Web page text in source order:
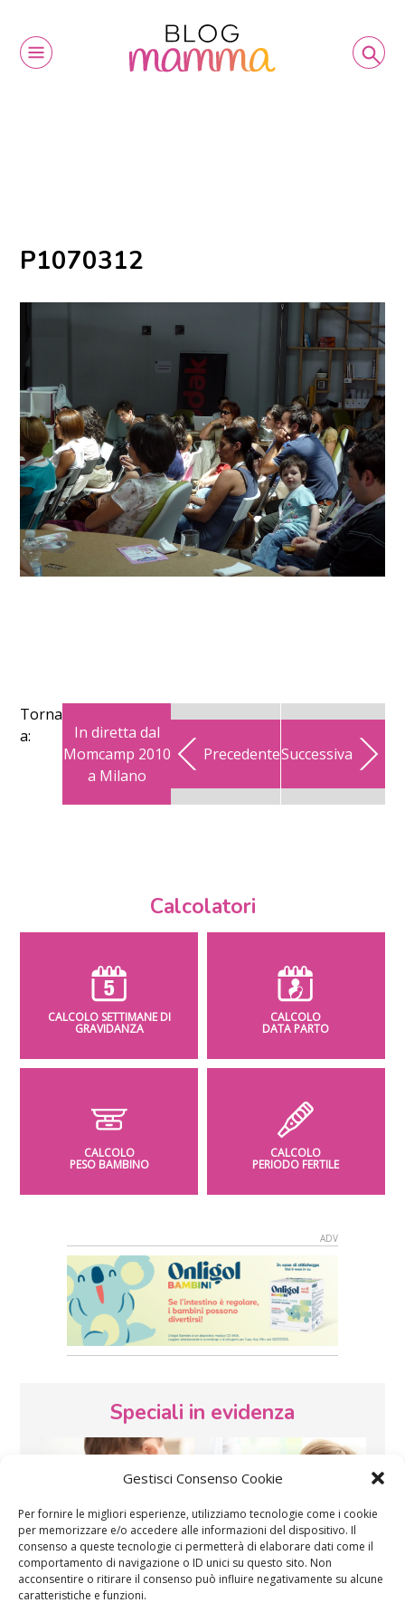
Gestisci Consenso Cookie
Per fornire le migliori esperienze, utilizziamo tecnologie come i cookie
per memorizzare e/o accedere alle informazioni del dispositivo. Il
consenso a queste tecnologie ci permetterà di elaborare dati come il
comportamento di navigazione o ID unici su questo sito. Non
acconsentire o ritirare il consenso può influire negativamente su alcune
caratteristiche e funzioni.
P1070312
Torna
a:
In diretta dal
Momcamp 2010
a Milano
PrecedenteSuccessiva
Calcolatori
CALCOLO SETTIMANE DI
GRAVIDANZA
CALCOLO
DATA PARTO
CALCOLO
PESO BAMBINO
CALCOLO
PERIODO FERTILE
Speciali in evidenza
Vaccini SOS Pediatra